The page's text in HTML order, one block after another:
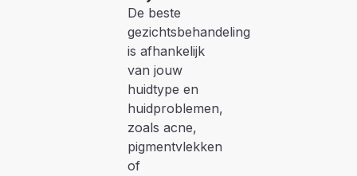
De beste
gezichtsbehandeling
is afhankelijk
van jouw
huidtype en
huidproblemen,
zoals acne,
pigmentvlekken
of